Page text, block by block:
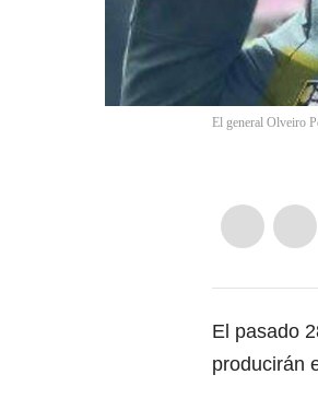
El general Olveiro
El pasado
producirán